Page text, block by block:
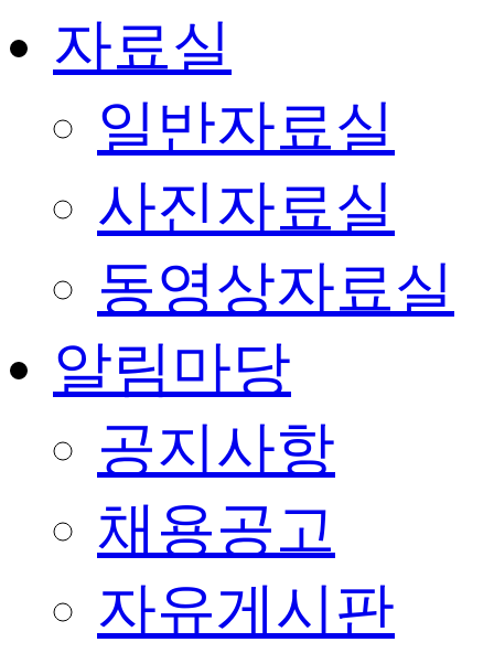
자료실
일반자료실
사진자료실
동영상자료실
알림마당
공지사항
채용공고
자유게시판